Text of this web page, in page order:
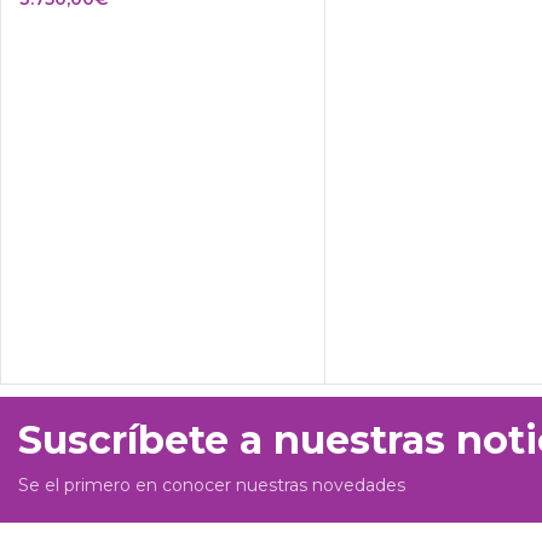
Suscríbete a nuestras
Se el primero en conocer nuestras novedades